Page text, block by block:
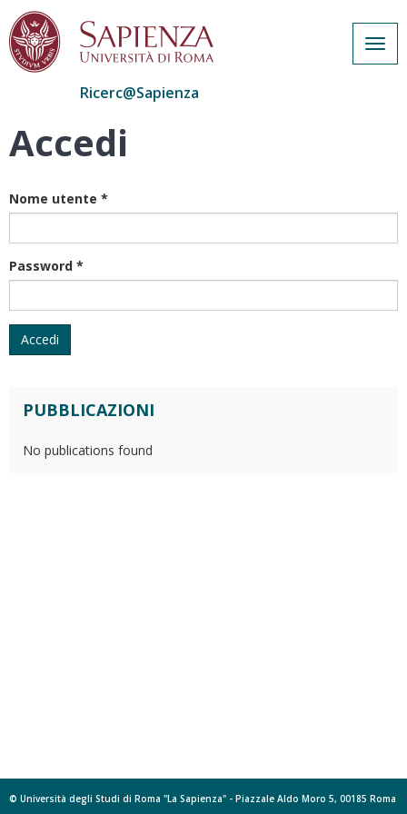
Salta
Ricerc@Sapienza
Accedi
Nome utente *
Password *
Accedi
PUBBLICAZIONI
No publications found
© Università degli Studi di Roma "La Sapienza" - Piazzale Aldo Moro 5, 00185 Roma